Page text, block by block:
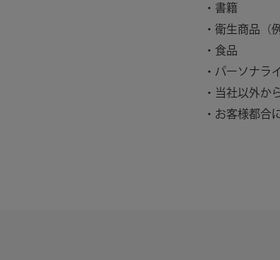
・書籍
・衛生商品（
・食品
・パーソナラ
・当社以外か
・お客様都合